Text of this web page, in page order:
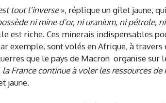
tout l’inverse», réplique un gilet jaune,
ni mine d’or, ni uranium, ni pétrole,
est riche. Ces minerais indispensables
exemple, sont volés en Afrique, à
que le pays de Macron organise sur
France continue à voler les ressources
jaune.